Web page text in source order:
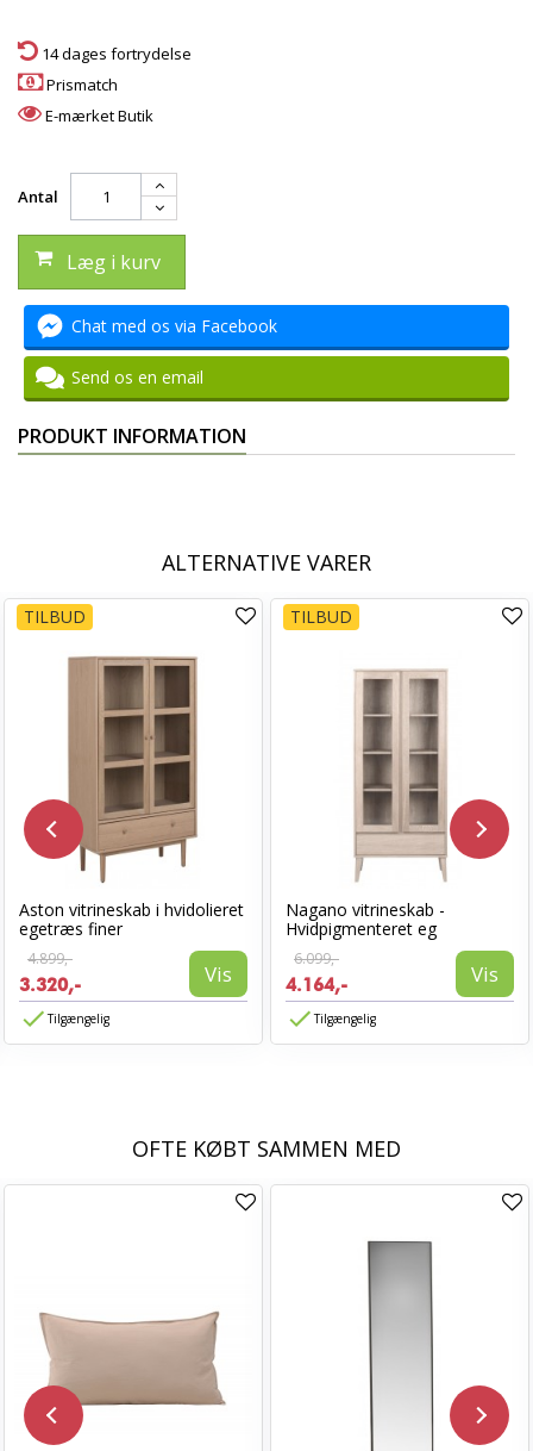
14 dages fortrydelse
Prismatch
E-mærket Butik
Antal
Læg i kurv
Chat med os via Facebook
Send os en email
PRODUKT INFORMATION
ALTERNATIVE VARER
TILBUD
Aston vitrineskab i hvidolieret
egetræs finer
4.899,-
3.320,- Vis
Tilgængelig
TILBUD
Nagano vitrineskab -
Hvidpigmenteret eg
6.099,-
4.164,- Vis
Tilgængelig
OFTE KØBT SAMMEN MED